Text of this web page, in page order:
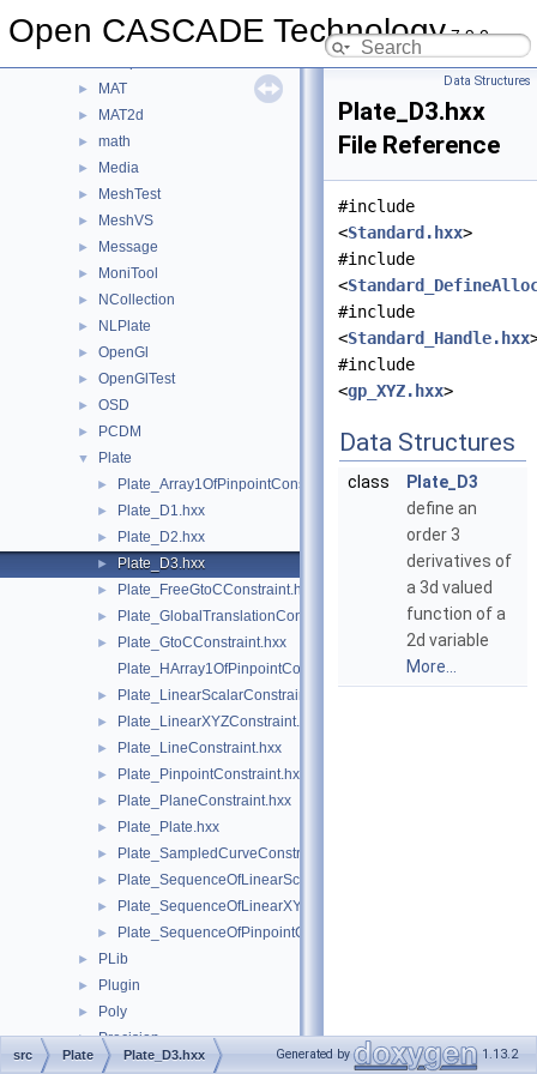
Open CASCADE Technology7.9.0
LProp
► MAT
► MAT2d
► math
► Media
► MeshTest
► MeshVS
► Message
► MoniTool
► NCollection
► NLPlate
► OpenGl
► OpenGlTest
► OSD
► PCDM
▼ Plate
► Plate_Array1OfPinpointConstraint.hxx
► Plate_D1.hxx
► Plate_D2.hxx
► Plate_D3.hxx
► Plate_FreeGtoCConstraint.hxx
► Plate_GlobalTranslationConstraint.hxx
►
Plate_GtoCConstraint.hxx
Plate_HArray1OfPinpointConstraint.hxx
► Plate_LinearScalarConstraint.hxx
► Plate_LinearXYZConstraint.hxx
► Plate_LineConstraint.hxx
► Plate_PinpointConstraint.hxx
► Plate_PlaneConstraint.hxx
► Plate_Plate.hxx
► Plate_SampledCurveConstraint.hxx
► Plate_SequenceOfLinearScalarConstraint.hxx
► Plate_SequenceOfLinearXYZConstraint.hxx
► Plate_SequenceOfPinpointConstraint.hxx
► PLib
► Plugin
► Poly
► Precision
► ProjLib
Data Structures
Plate_D3.hxx
File Reference
#include
<Standard.hxx>
#include
<
#include
<Standard_Handle.hxx
#include
<gp_XYZ.hxx>
Data Structures
class
Plate_D3
define an
order 3
derivatives of
a 3d valued
function of a
2d variable
More...
src Plate Plate_D3.hxx Generated by 1.13.2